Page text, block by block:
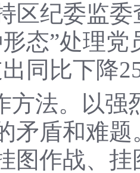
区纪委监
态”处理
同比下降
方法。以强
矛盾和难
图作战、